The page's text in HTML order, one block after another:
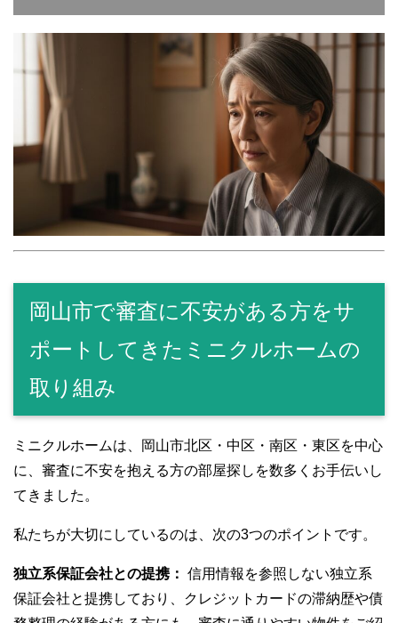
岡山市で審査に不安がある方をサ
ポートしてきたミニクルホームの
取り組み
ミニクルホームは、岡山市北区・中区・南区・東区を中心
に、審査に不安を抱える方の部屋探しを数多くお手伝いし
てきました。
私たちが大切にしているのは、次の3つのポイントです。
独立系保証会社との提携： 信用情報を参照しない独立系
保証会社と提携しており、クレジットカードの滞納歴や債